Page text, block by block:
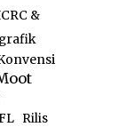
&
Rilis